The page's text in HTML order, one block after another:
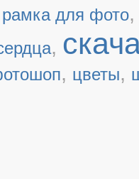
рамка для фото
,
, цветы,